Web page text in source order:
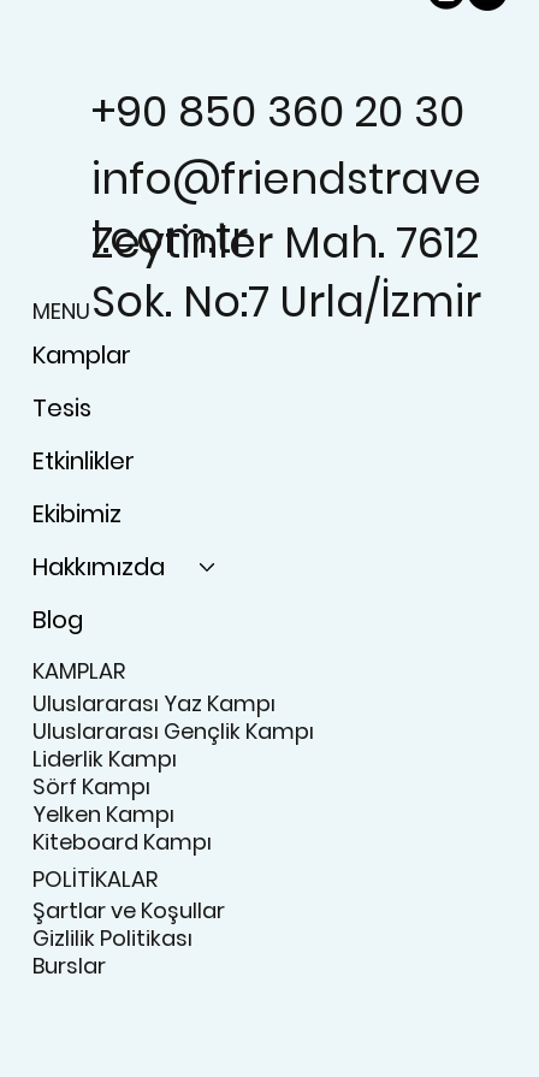
+90 850 360 20 30
MENU
Kamplar
Tesis
Etkinlikler
Ekibimiz
Hakkımızda
Blog
KAMPLAR
Uluslararası Yaz Kampı
Uluslararası Gençlik Kampı
Liderlik Kampı
Sörf Kampı
Yelken Kampı
Kiteboard Kampı
POLİTİKALAR
Şartlar ve Koşullar
Gizlilik Politikası
Burslar
info@friendstrave
l.com.tr
Zeytinler Mah. 7612
Sok. No:7 Urla/İzmir